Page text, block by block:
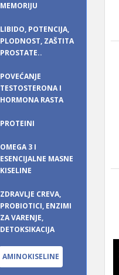
MEMORIJU
LIBIDO, POTENCIJA,
PLODNOST, ZAŠTITA
PROSTATE..
POVEĆANJE
TESTOSTERONA I
HORMONA RASTA
PROTEINI
OMEGA 3 I
ESENCIJALNE MASNE
KISELINE
ZDRAVLJE CREVA,
PROBIOTICI, ENZIMI
ZA VARENJE,
DETOKSIKACIJA
AMINOKISELINE